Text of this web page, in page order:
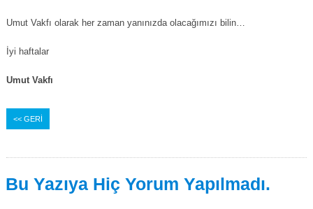
Umut Vakfı olarak her zaman yanınızda olacağımızı bilin…
İyi haftalar
Umut Vakfı
<< GERİ
Bu Yazıya Hiç Yorum Yapılmadı.